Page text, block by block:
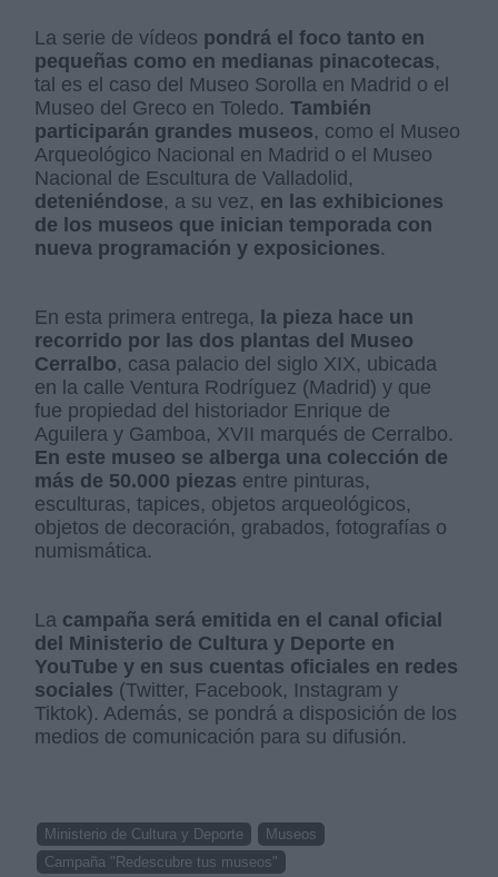
La serie de vídeos pondrá el foco tanto en
pequeñas como en medianas pinacotecas,
tal es el caso del Museo Sorolla en Madrid o el
Museo del Greco en Toledo.También
participarán grandes museos, como el Museo
Arqueológico Nacional en Madrid o el Museo
Nacional de Escultura de Valladolid,
deteniéndose, a su vez, en las exhibiciones
de los museos que inician temporada con
nueva programación y exposiciones.
En esta primera entrega, la pieza hace un
recorrido por las dos plantas del Museo
Cerralbo, casa palacio del siglo XIX, ubicada
en la calle Ventura Rodríguez (Madrid) y que
fue propiedad del historiador Enrique de
Aguilera y Gamboa, XVII marqués de Cerralbo.
En este museo se alberga una colección de
más de 50.000 piezas entre pinturas,
esculturas, tapices, objetos arqueológicos,
objetos de decoración, grabados, fotografías o
numismática.
La campaña será emitida en el canal oficial
del Ministerio de Cultura y Deporte en
YouTube y en sus cuentas oficiales en redes
sociales (Twitter, Facebook, Instagram y
Tiktok). Además, se pondrá a disposición de los
medios de comunicación para su difusión.
Ministerio de Cultura y Deporte
Museos
Campaña "Redescubre tus museos"